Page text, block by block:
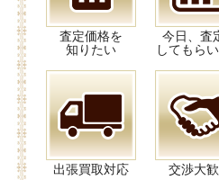
査定価格を
知りたい
今日、査
してもら
出張買取対応 交渉大